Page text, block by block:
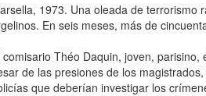
1973. Una oleada de terrorismo
En seis meses, más de
comisario Théo Daquin, joven,
de las presiones de los
que deberían investigar los